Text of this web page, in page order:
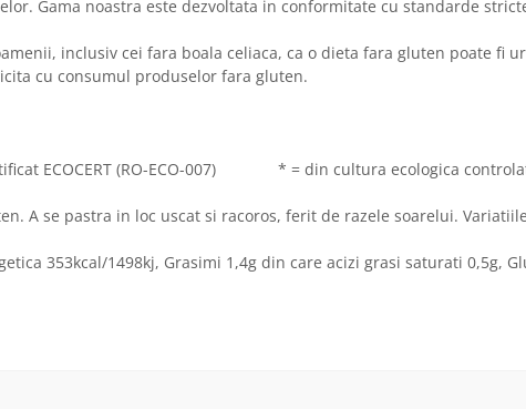
Gama noastra este dezvoltata in conformitate cu standarde
inclusiv cei fara boala celiaca, ca o dieta fara gluten poate fi
cu consumul produselor fara gluten.
ECOCERT (RO-ECO-007) * = din cultura ecologica
A se pastra in loc uscat si racoros, ferit de razele soarelui.
353kcal/1498kj, Grasimi 1,4g din care acizi grasi saturati 0,5g,